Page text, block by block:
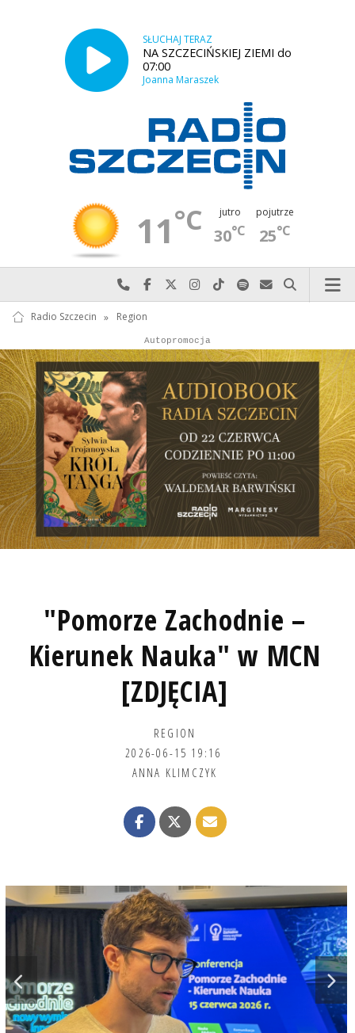
SŁUCHAJ TERAZ
NA SZCZECIŃSKIEJ ZIEMI do
07:00
Joanna Maraszek
11°C jutro
30°C
pojutrze
25°C
Najlepiej po prostu do nas zadzwoń
Odwiedź nas na Facebook-u
Odwiedź nas na X
Odwiedź nas na Instagram-ie
Odwiedź nas na TikTok-u
Szukaj nas na Spotify
Wyślij do nas
Szukaj
Radio Szczecin » Region
Autopromocja
Autopromocja
Reklama
"Pomorze Zachodnie –
Kierunek Nauka" w MCN
[ZDJĘCIA]
REGION
2026-06-15 19:16
ANNA KLIMCZYK